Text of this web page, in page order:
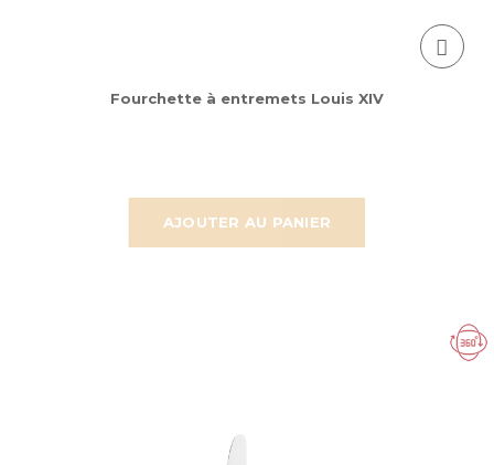
AJOUTER AU PANIER
Fourchette à entremets Louis XIV